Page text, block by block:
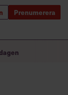
Prenumerera